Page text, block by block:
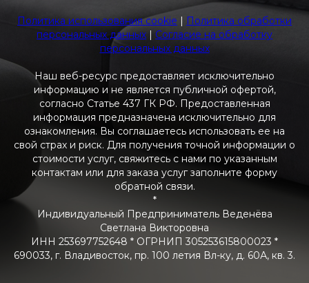
Политика использования cookie | Политика обработки
персональных данных | Согласие на обработку
персональных данных
Наш веб-ресурс предоставляет исключительно
информацию и не является публичной офертой,
согласно Статье 437 ГК РФ. Предоставленная
информация предназначена исключительно для
ознакомления. Вы соглашаетесь использовать ее на
свой страх и риск. Для получения точной информации о
стоимости услуг, свяжитесь с нами по указанным
контактам или для заказа услуг заполните форму
обратной связи.
*
Индивидуальный Предприниматель Веденёва
Светлана Викторовна
ИНН 253697752648 * ОГРНИП 305253615800023 *
690033, г. Владивосток, пр. 100 летия Вл-ку, д. 60А, кв. 3.